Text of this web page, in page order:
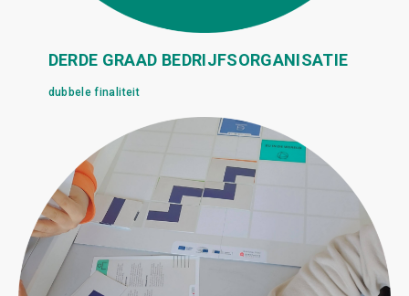
DERDE GRAAD BEDRIJFSORGANISATIE
dubbele finaliteit